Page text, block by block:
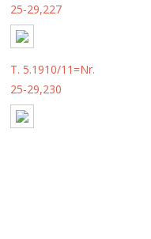
25-29,227
T. 5.1910/11=Nr.
25-29,230